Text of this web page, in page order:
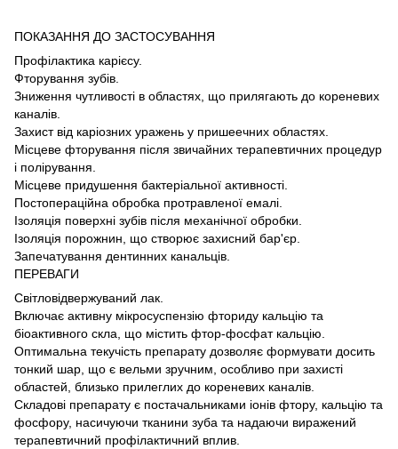
ПОКАЗАННЯ ДО ЗАСТОСУВАННЯ
Профілактика карієсу.
Фторування зубів.
Зниження чутливості в областях, що прилягають до кореневих
каналів.
Захист від каріозних уражень у пришеечних областях.
Місцеве фторування після звичайних терапевтичних процедур
і полірування.
Місцеве придушення бактеріальної активності.
Постопераційна обробка протравленої емалі.
Ізоляція поверхні зубів після механічної обробки.
Ізоляція порожнин, що створює захисний бар'єр.
Запечатування дентинних канальців.
ПЕРЕВАГИ
Світловідвержуваний лак.
Включає активну мікросуспензію фториду кальцію та
біоактивного скла, що містить фтор-фосфат кальцію.
Оптимальна текучість препарату дозволяє формувати досить
тонкий шар, що є вельми зручним, особливо при захисті
областей, близько прилеглих до кореневих каналів.
Складові препарату є постачальниками іонів фтору, кальцію та
фосфору, насичуючи тканини зуба та надаючи виражений
терапевтичний профілактичний вплив.